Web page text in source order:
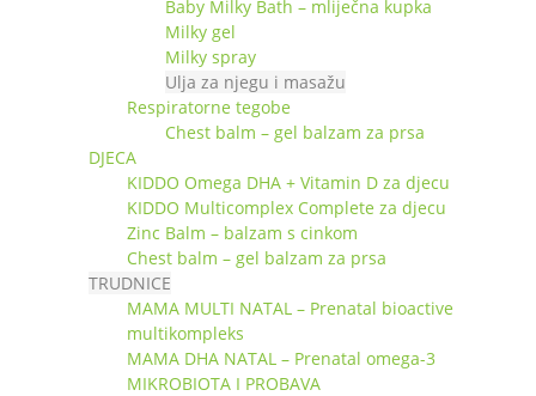
Baby Milky Bath – mliječna kupka
Milky gel
Milky spray
Ulja za njegu i masažu
Respiratorne tegobe
Chest balm – gel balzam za prsa
DJECA
KIDDO Omega DHA + Vitamin D za djecu
KIDDO Multicomplex Complete za djecu
Zinc Balm – balzam s cinkom
Chest balm – gel balzam za prsa
TRUDNICE
MAMA MULTI NATAL – Prenatal bioactive
multikompleks
MAMA DHA NATAL – Prenatal omega-3
MIKROBIOTA I PROBAVA